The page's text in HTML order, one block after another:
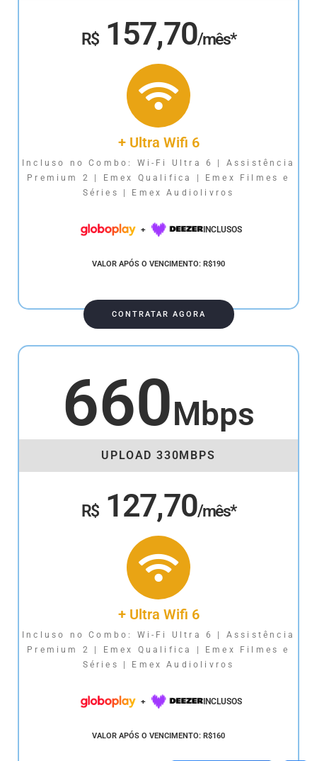
R$157,70/mês*
+ Ultra Wifi 6
Incluso no Combo: Wi-Fi Ultra 6 | Assistência
Premium 2 | Emex Qualifica | Emex Filmes e
Séries | Emex Audiolivros
+ INCLUSOS
VALOR APÓS O VENCIMENTO: R$190
CONTRATAR AGORA
660Mbps
UPLOAD 330MBPS
R$127,70/mês*
+ Ultra Wifi 6
Incluso no Combo: Wi-Fi Ultra 6 | Assistência
Premium 2 | Emex Qualifica | Emex Filmes e
Séries | Emex Audiolivros
+ INCLUSOS
VALOR APÓS O VENCIMENTO: R$160